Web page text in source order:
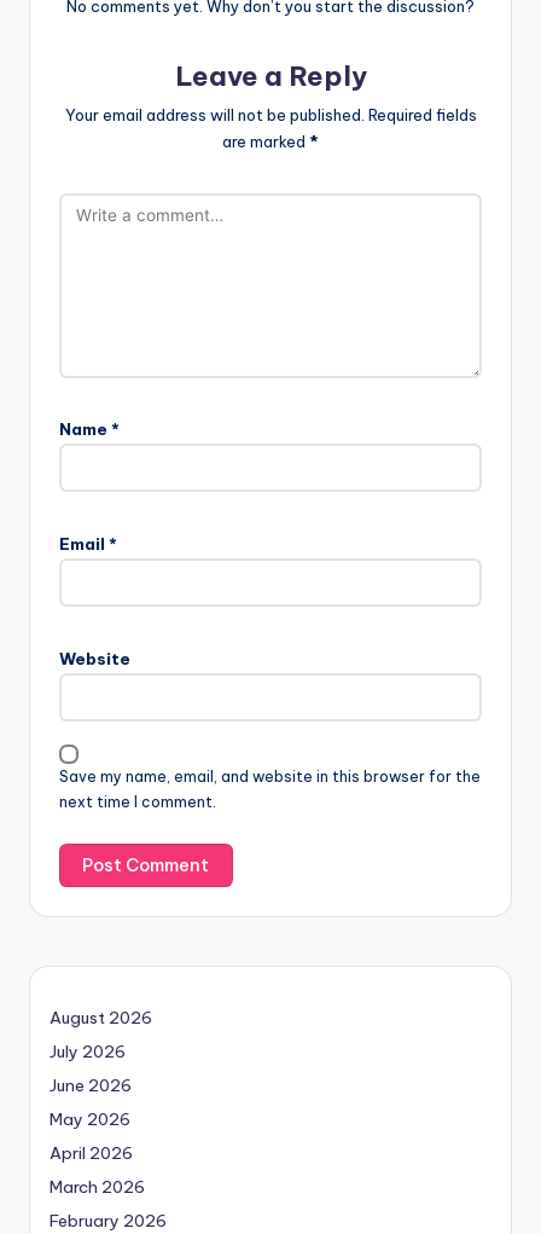
No comments yet. Why don’t you start the discussion?
Leave a Reply
Your email address will not be published. Required fields
are marked *
Name *
Email *
Website
Save my name, email, and website in this browser for the
next time I comment.
August 2026
July 2026
June 2026
May 2026
April 2026
March 2026
February 2026